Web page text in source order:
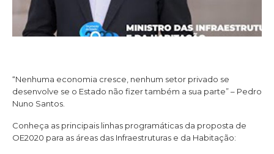
“Nenhuma economia cresce, nenhum setor privado se
desenvolve se o Estado não fizer também a sua parte” – Pedro
Nuno Santos.
Conheça as principais linhas programáticas da proposta de
OE2020 para as áreas das Infraestruturas e da Habitação: